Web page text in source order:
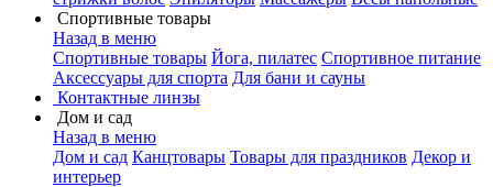
Спортивные товары
Назад в меню
Спортивные товары Йога, пилатес Спортивное питание
Аксессуары для спорта Для бани и сауны
Контактные линзы
Дом и сад
Назад в меню
Дом и сад Канцтовары Товары для праздников Декор и
интерьер